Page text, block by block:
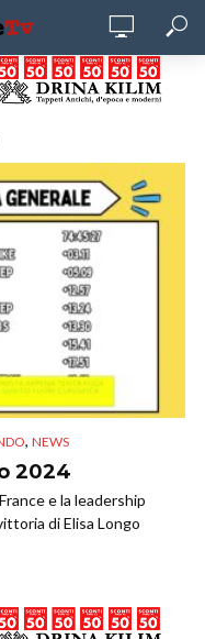
, NEWS
2024
e la leadership
di Elisa Longo